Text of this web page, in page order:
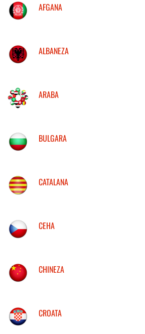
AFGANA
ALBANEZA
ARABA
BULGARA
CATALANA
CEHA
CHINEZA
CROATA